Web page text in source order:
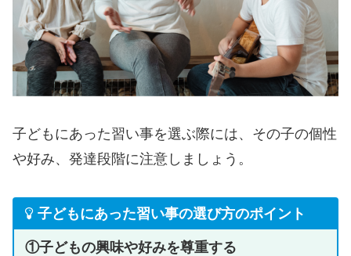
子どもにあった習い事を選ぶ際には、その子の個性
や好み、発達段階に注意しましょう。
子どもにあった習い事の選び方のポイント
①子どもの興味や好みを尊重する